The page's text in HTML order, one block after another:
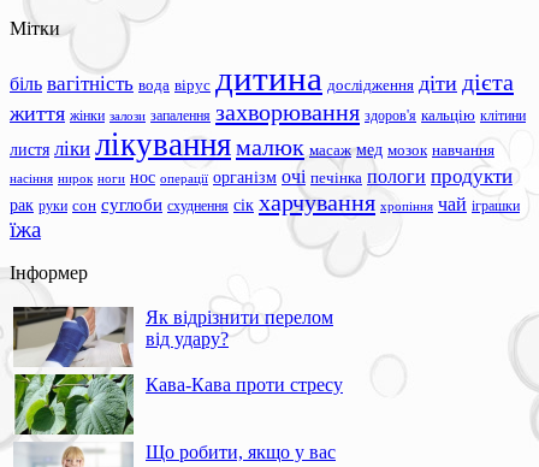
Мітки
біль вагітність вода вірус дитина дослідження діти дієта
життя жінки залози запалення захворювання здоров'я кальцію клітини
листя ліки лікуваннямалюк масаж мед мозок навчання
насіння нирок ноги нос операції організм очі печінка пологи продукти
рак руки сон суглоби схуднення сік харчування хропіння чай іграшки
їжа
Інформер
Як відрізнити перелом
від удару?
Кава-Кава проти стресу
Що робити, якщо у вас